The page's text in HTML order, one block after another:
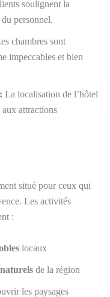
soulignent la
personnel.
chambres sont
impeccables et bien
La localisation de l’hôtel
aux attractions
situé pour ceux qui
Les activités
:
locaux
de la région
les paysages